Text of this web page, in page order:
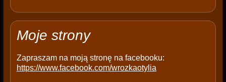
p
y
Moje strony
Zapraszam na moją stronę na facebooku:
https://www.facebook.com/wrozkaotylia